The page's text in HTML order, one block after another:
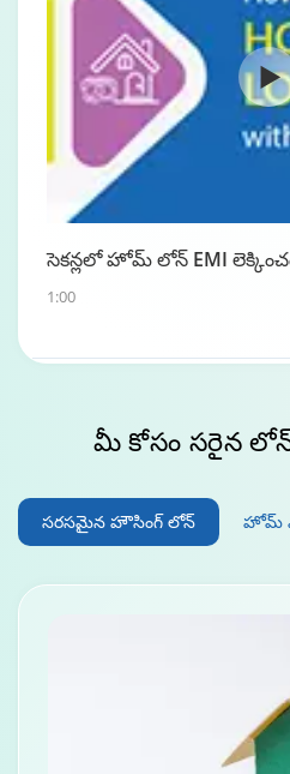
సెకన్లలో హోమ్ లోన్ EMI
1:00
మీ కోసం సరైన
సరసమైన హౌసింగ్ లోన్ హోమ్